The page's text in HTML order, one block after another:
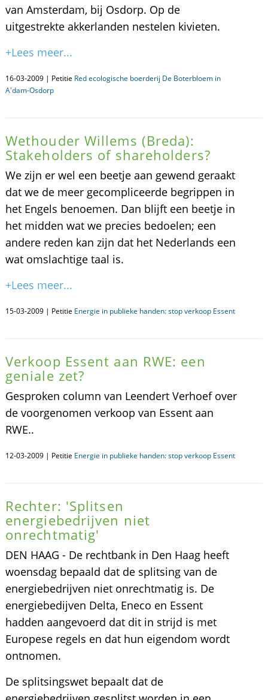
van Amsterdam, bij Osdorp. Op de
uitgestrekte akkerlanden nestelen kivieten.
+Lees meer...
16-03-2009 | Petitie Red ecologische boerderij De Boterbloem in
A'dam-Osdorp
Wethouder Willems (Breda):
Stakeholders of shareholders?
We zijn er wel een beetje aan gewend geraakt
dat we de meer gecompliceerde begrippen in
het Engels benoemen. Dan blijft een beetje in
het midden wat we precies bedoelen; een
andere reden kan zijn dat het Nederlands een
wat omslachtige taal is.
+Lees meer...
15-03-2009 | Petitie Energie in publieke handen: stop verkoop Essent
Verkoop Essent aan RWE: een
geniale zet?
Gesproken column van Leendert Verhoef over
de voorgenomen verkoop van Essent aan
RWE..
12-03-2009 | Petitie Energie in publieke handen: stop verkoop Essent
Rechter: 'Splitsen
energiebedrijven niet
onrechtmatig'
DEN HAAG - De rechtbank in Den Haag heeft
woensdag bepaald dat de splitsing van de
energiebedrijven niet onrechtmatig is. De
energiebedijven Delta, Eneco en Essent
hadden aangevoerd dat dit in strijd is met
Europese regels en dat hun eigendom wordt
ontnomen.
De splitsingswet bepaalt dat de